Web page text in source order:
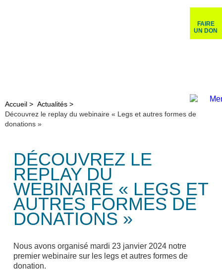
FAIRE
UN DON
Accueil > Actualités >
Découvrez le replay du webinaire « Legs et autres formes de
donations »
DÉCOUVREZ LE
REPLAY DU
WEBINAIRE « LEGS ET
AUTRES FORMES DE
DONATIONS »
Nous avons organisé mardi 23 janvier 2024 notre
premier webinaire sur les legs et autres formes de
donation.